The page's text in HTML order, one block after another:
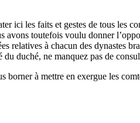
ici les faits et gestes de tous les
toutefois voulu donner
relatives à chacun des dynastes
duché, ne manquez pas de
borner à mettre en exergue les